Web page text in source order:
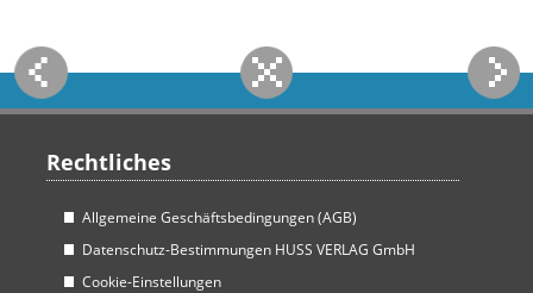
Rechtliches
Allgemeine Geschäftsbedingungen (AGB)
Datenschutz-Bestimmungen HUSS VERLAG GmbH
Cookie-Einstellungen